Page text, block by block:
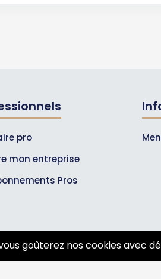
pro
mon entreprise
Pros
goûterez nos cookies avec